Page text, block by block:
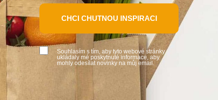
CHCI CHUTNOU INSPIRACI
Souhlasím s tím, aby tyto webové stránky
ukládaly mé poskytnuté informace, aby
mohly odesílat novinky na můj email.